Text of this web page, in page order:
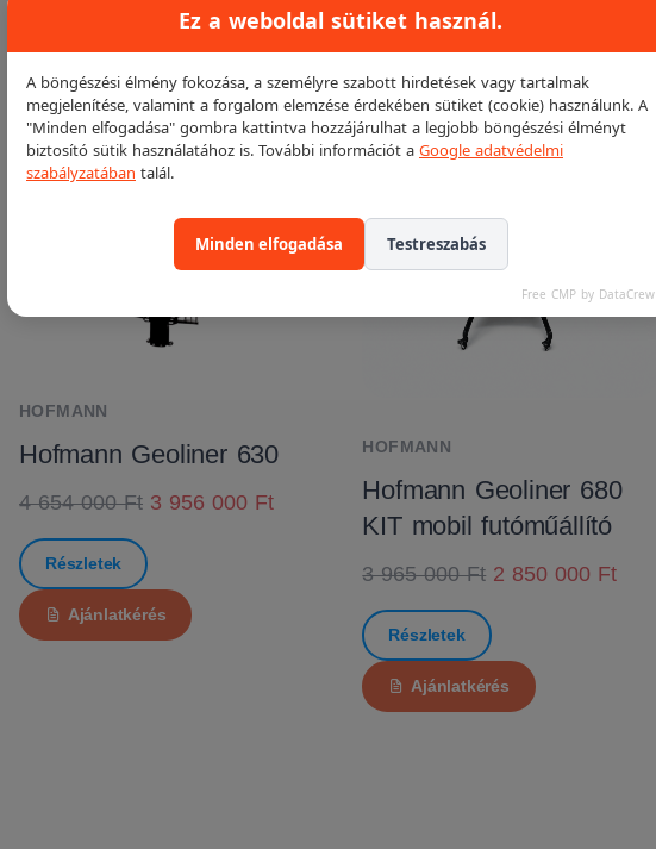
KIEMELT!
HOFMANN
Hofmann Geoliner 630
4 654 000 Ft 3 956 000 Ft
Részletek
Ajánlatkérés
KIEMELT!
HOFMANN
Hofmann Geoliner 680
KIT mobil futóműállító
3 965 000 Ft 2 850 000 Ft
Részletek
Ajánlatkérés
Ez a weboldal sütiket használ.
A böngészési élmény fokozása, a személyre szabott hirdetések vagy tartalmak
megjelenítése, valamint a forgalom elemzése érdekében sütiket (cookie) használunk. A
"Minden elfogadása" gombra kattintva hozzájárulhat a legjobb böngészési élményt
biztosító sütik használatához is. További információt a Google adatvédelmi
szabályzatában talál.
Minden elfogadása Testreszabás
Free CMP by DataCrew